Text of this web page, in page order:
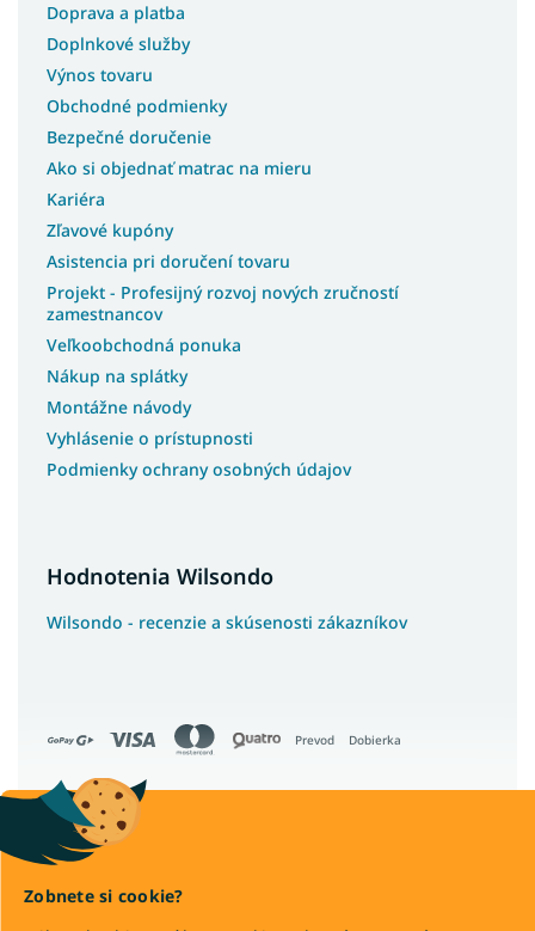
Zobnete si cookie?
Doprava a platba
Doplnkové služby
Výnos tovaru
Obchodné podmienky
Bezpečné doručenie
Ako si objednať matrac na mieru
Kariéra
Zľavové kupóny
Asistencia pri doručení tovaru
Projekt - Profesijný rozvoj nových zručností
zamestnancov
Veľkoobchodná ponuka
Nákup na splátky
Montážne návody
Vyhlásenie o prístupnosti
Podmienky ochrany osobných údajov
Hodnotenia Wilsondo
Wilsondo - recenzie a skúsenosti zákazníkov
Prevod Dobierka
Copyright 2026
Wilsondo.sk
Upraviť nastavenie cookies